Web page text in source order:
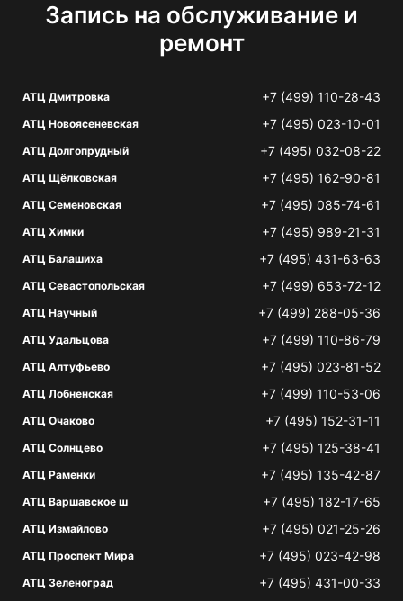
Запись на обслуживание и
ремонт
АТЦ Дмитровка +7 (499) 110-28-43
АТЦ Новоясеневская +7 (495) 023-10-01
АТЦ Долгопрудный +7 (495) 032-08-22
АТЦ Щёлковская +7 (495) 162-90-81
АТЦ Семеновская +7 (495) 085-74-61
АТЦ Химки +7 (495) 989-21-31
АТЦ Балашиха +7 (495) 431-63-63
АТЦ Севастопольская +7 (499) 653-72-12
АТЦ Научный +7 (499) 288-05-36
АТЦ Удальцова +7 (499) 110-86-79
АТЦ Алтуфьево +7 (495) 023-81-52
АТЦ Лобненская +7 (499) 110-53-06
АТЦ Очаково +7 (495) 152-31-11
АТЦ Солнцево +7 (495) 125-38-41
АТЦ Раменки +7 (495) 135-42-87
АТЦ Варшавское ш +7 (495) 182-17-65
АТЦ Измайлово +7 (495) 021-25-26
АТЦ Проспект Мира +7 (495) 023-42-98
АТЦ Зеленоград +7 (495) 431-00-33